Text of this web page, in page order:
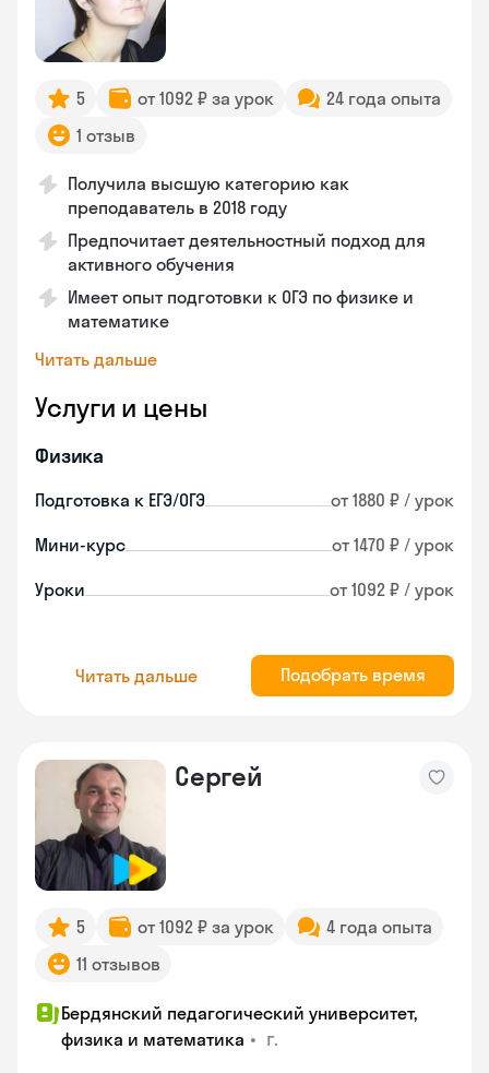
5 от 1092 ₽ за урок
24 года опыта
1 отзыв
Получила высшую категорию как
преподаватель в 2018 году
Предпочитает деятельностный подход для
активного обучения
Имеет опыт подготовки к ОГЭ по физике и
математике
Читать дальше
Услуги и цены
Физика
Подготовка к ЕГЭ/ОГЭ от 1880 ₽ / урок
Мини-курс от 1470 ₽ / урок
Уроки от 1092 ₽ / урок
Читать дальше Подобрать время
Сергей
5 от 1092 ₽ за урок
4 года опыта
11 отзывов
Бердянский педагогический университет,
физика и математика • г.